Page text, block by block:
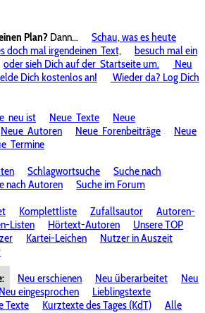
Plan? Dann...
Schau, was es heute
doch mal irgendeinen Text,
besuch mal ein
oder sieh Dich auf der Startseite um.
Neu
Dich kostenlos an!
Wieder da? Log Dich
neu ist Neue Texte
Neue
Neue Autoren Neue Forenbeiträge
Neue
Termine
Schlagwortsuche
Suche nach
nach Autoren
Suche im Forum
Komplettliste Zufallsautor
Autoren-
Listen Hörtext-Autoren
Unsere TOP
Kartei-Leichen
Nutzer in Auszeit
Neu erschienen Neu überarbeitet
Neu
eingesprochen
Lieblingstexte
Texte
Kurztexte des Tages (KdT)
Alle